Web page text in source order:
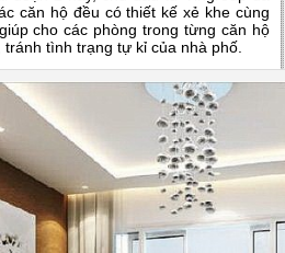
căn hộ đều có thiết kế xẻ khe cùng
cho các phòng trong từng căn hộ
tình trạng tự kỉ của nhà phố.